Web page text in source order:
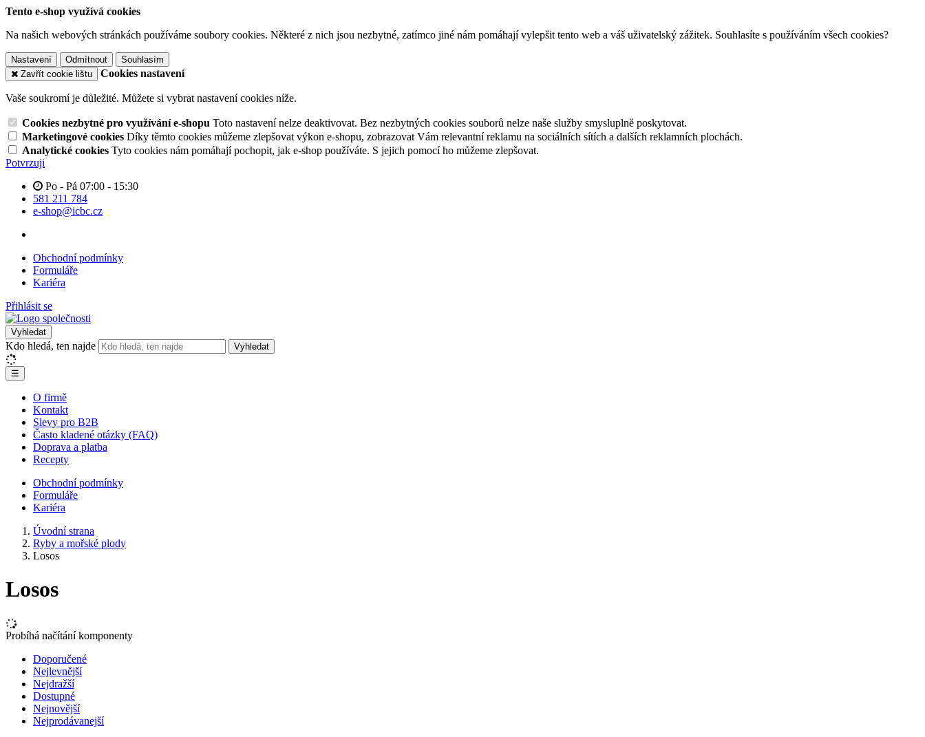
Tento e-shop využívá cookies
Na našich webových stránkách používáme soubory cookies. Některé z nich jsou nezbytné, zatímco jiné nám pomáhají vylepšit tento web a váš uživatelský zážitek. Souhlasíte s používáním všech cookies?
Nastavení Odmítnout
Souhlasím
Zavřít cookie lištu
Cookies nastavení
Vaše soukromí je důležité. Můžete si vybrat nastavení cookies níže.
Cookies nezbytné pro využívání e-shopu Toto nastavení nelze deaktivovat. Bez nezbytných cookies souborů nelze naše služby smysluplně poskytovat.
Marketingové cookies Díky těmto cookies můžeme zlepšovat výkon e-shopu, zobrazovat Vám relevantní reklamu na sociálních sítích a dalších reklamních plochách.
Analytické cookies Tyto cookies nám pomáhají pochopit, jak e-shop používáte. S jejich pomocí ho můžeme zlepšovat.
Potvrzuji
Po - Pá 07:00 - 15:30
581 211 784
e-shop@icbc.cz
Obchodní podmínky
Formuláře
Kariéra
Přihlásit se
Vyhledat
Kdo hledá, ten najde Vyhledat
☰
O firmě
Kontakt
Slevy pro B2B
Často kladené otázky (FAQ)
Doprava a platba
Recepty
Obchodní podmínky
Formuláře
Kariéra
Úvodní strana
Ryby a mořské plody
Losos
Losos
Probíhá načítání komponenty
Doporučené
Nejlevnější
Nejdražší
Dostupné
Nejnovější
Nejprodávanejší